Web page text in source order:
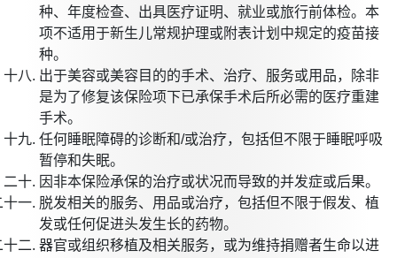
种、年度检查、出具医疗证明、就业或旅行前体检。本
项不适用于新生儿常规护理或附表计划中规定的疫苗接
种。
出于美容或美容目的的手术、治疗、服务或用品，除非
是为了修复该保险项下已承保手术后所必需的医疗重建
手术。
任何睡眠障碍的诊断和/或治疗，包括但不限于睡眠呼吸
暂停和失眠。
因非本保险承保的治疗或状况而导致的并发症或后果。
脱发相关的服务、用品或治疗，包括但不限于假发、植
发或任何促进头发生长的药物。
器官或组织移植及相关服务，或为维持捐赠者生命以进